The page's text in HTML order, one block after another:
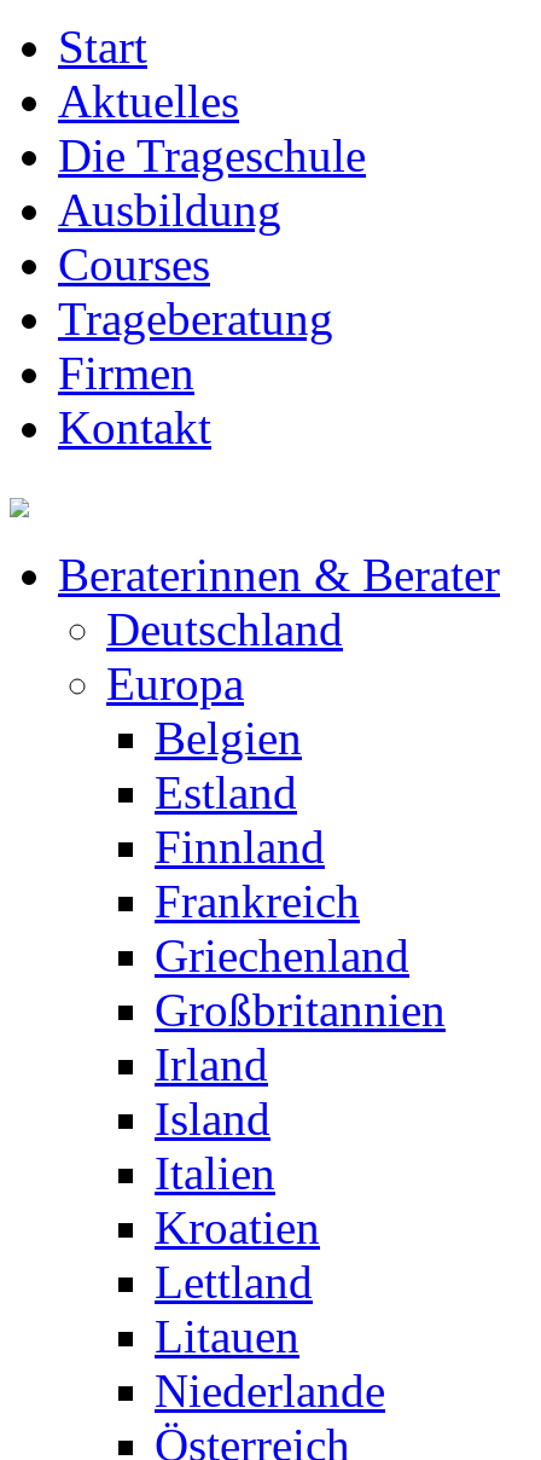
Start
Aktuelles
Die Trageschule
Ausbildung
Courses
Trageberatung
Firmen
Kontakt
Beraterinnen & Berater
Deutschland
Europa
Belgien
Estland
Finnland
Frankreich
Griechenland
Großbritannien
Irland
Island
Italien
Kroatien
Lettland
Litauen
Niederlande
Österreich